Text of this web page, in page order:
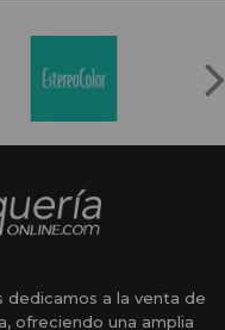
dedicamos a la venta de
ofreciendo una amplia